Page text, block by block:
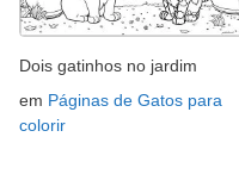
Dois gatinhos no jardim
em Páginas de Gatos para
colorir